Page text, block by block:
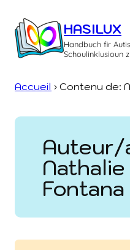
au
contenu
HASILUX
Handbuch fir
Schoulinklusioun
Accueil ›Contenu de:
Auteur/
Nathalie
Fontana